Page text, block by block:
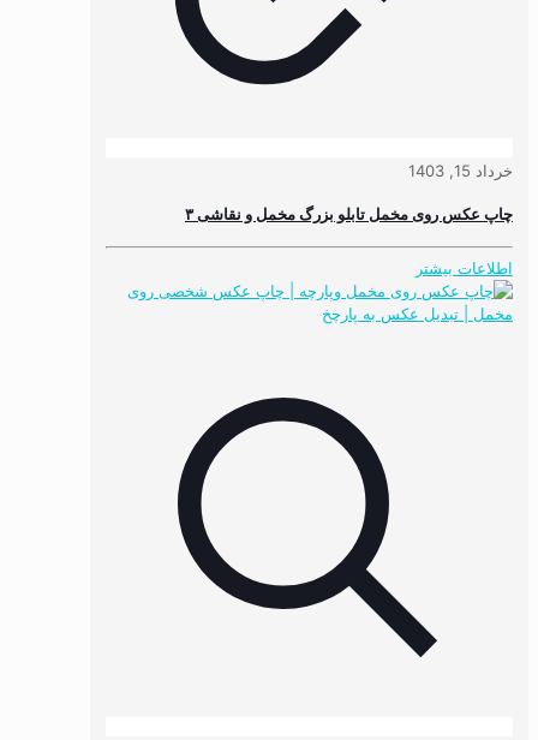
خرداد 15, 1403
چاپ عکس روی مخمل تابلو بزرگ مخمل و نقاشی ۳
اطلاعات بیشتر